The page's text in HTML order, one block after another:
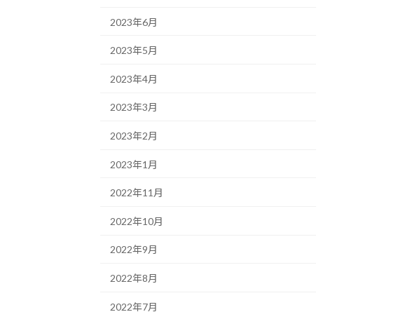
2023年6月
2023年5月
2023年4月
2023年3月
2023年2月
2023年1月
2022年11月
2022年10月
2022年9月
2022年8月
2022年7月